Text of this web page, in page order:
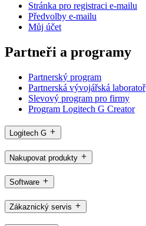
Stránka pro registraci e-mailu
Předvolby e-mailu
Můj účet
Partneři a programy
Partnerský program
Partnerská vývojářská laboratoř
Slevový program pro firmy
Program Logitech G Creator
Logitech G
Nakupovat produkty
Software
Zákaznický servis